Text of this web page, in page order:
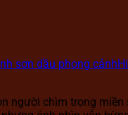
sơn dầu phong cảnh
người chìm trong